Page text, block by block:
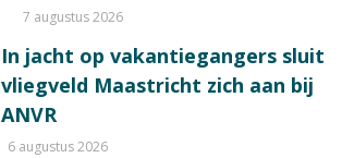
7 augustus 2026
In jacht op vakantiegangers sluit
vliegveld Maastricht zich aan bij
ANVR
6 augustus 2026